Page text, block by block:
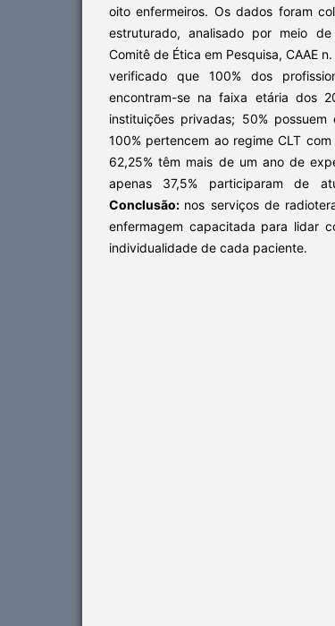
oito enfermeiros. Os dados foram
estruturado, analisado por meio
Comitê de Ética em Pesquisa, CAAE
verificado que 100% dos
encontram-se na faixa etária dos
instituições privadas; 50%
100% pertencem ao regime CLT
62,25% têm mais de um ano de
apenas 37,5% participaram de
Conclusão: nos serviços de
enfermagem capacitada para lidar
individualidade de cada paciente.